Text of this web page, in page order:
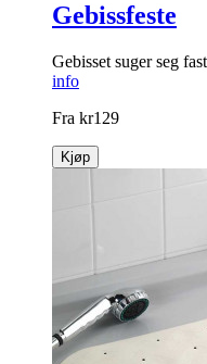
Gebissfeste
Gebisset suger seg
info
Fra kr129
Kjøp